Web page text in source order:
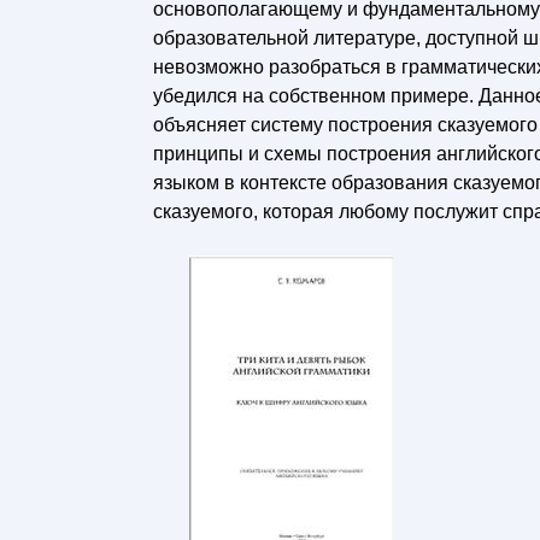
основополагающему и
образовательной литературе, доступной
невозможно разобраться в
убедился на собственном примере.
объясняет систему построения
принципы и схемы построения
языком в контексте образования
сказуемого, которая любому послужит